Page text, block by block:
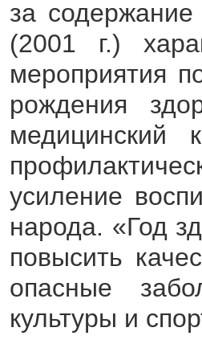
за
(2001 г.)
мероприятия
рождения
медицинский
усиление
народа. «Год
повысить
опасные
культуры и